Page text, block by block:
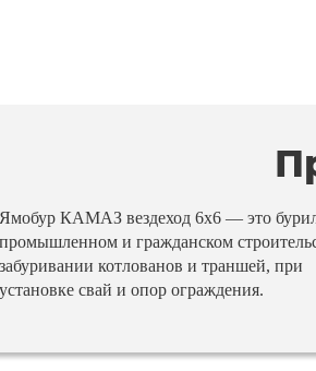
Ямобур КАМАЗ вездеход 6х6 — это
промышленном и гражданском
забуривании котлованов и траншей, при
установке свай и опор ограждения.